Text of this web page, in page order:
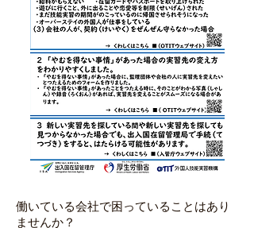
働いている会社で困っていることはあり
ませんか？